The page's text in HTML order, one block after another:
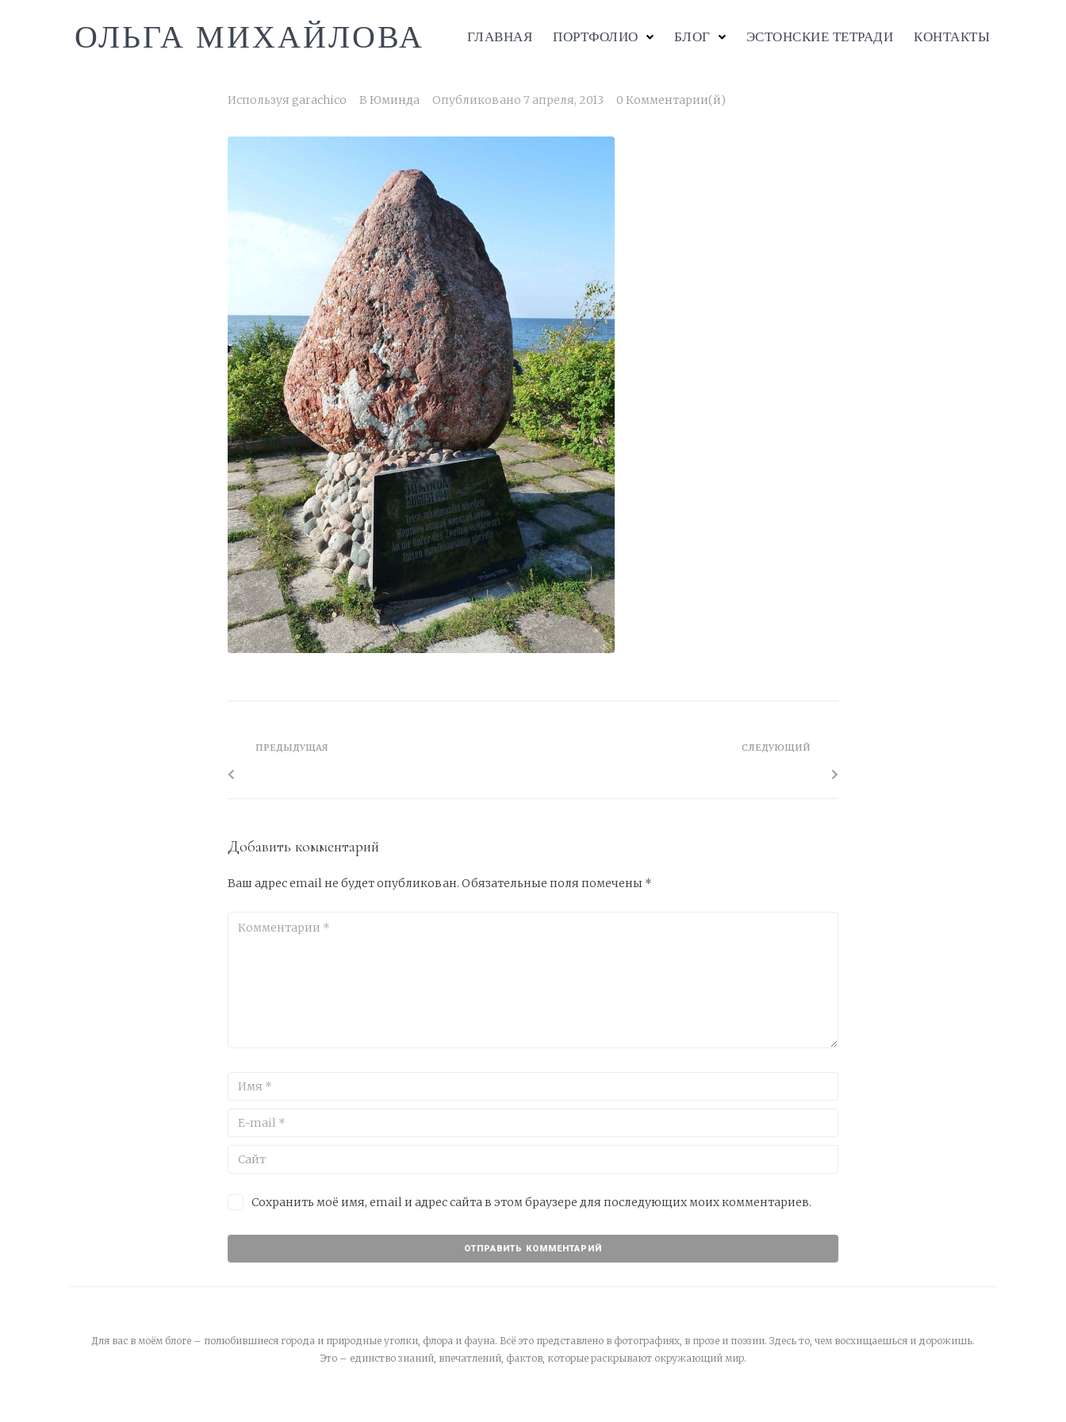
ОЛЬГА МИХАЙЛОВА ГЛАВНАЯ ПОРТФОЛИО БЛОГ ЭСТОНСКИЕ ТЕТРАДИ КОНТАКТЫ
Используя garachico В Юминда Опубликовано 7 апреля, 2013 0 Комментарии(й)
ПРЕДЫДУЩАЯ СЛЕДУЮЩИЙ
Добавить комментарий
Ваш адрес email не будет опубликован. Обязательные поля помечены *
Сохранить моё имя, email и адрес сайта в этом браузере для последующих моих комментариев.
Для вас в моём блоге – полюбившиеся города и природные уголки, флора и фауна. Всё это представлено в фотографиях, в прозе и поэзии. Здесь то, чем восхищаешься и дорожишь.
Это – единство знаний, впечатлений, фактов, которые раскрывают окружающий мир.